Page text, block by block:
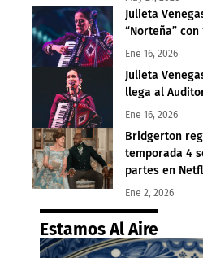
Julieta
“Norteña”
Ene 16, 2026
Julieta
llega al
Ene 16, 2026
Bridgerton
temporada 4
partes en
Ene 2, 2026
Estamos Al Aire